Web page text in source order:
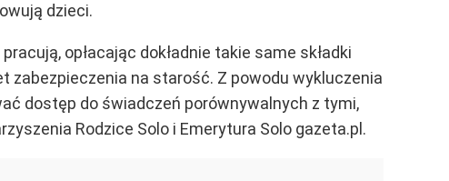
dzieci.
opłacając dokładnie takie same składki
zabezpieczenia na starość. Z powodu wykluczenia
dostęp do świadczeń porównywalnych z tymi,
Rodzice Solo i Emerytura Solo gazeta.pl.